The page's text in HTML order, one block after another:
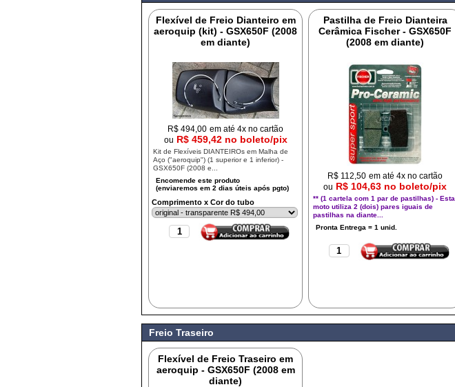
Flexível de Freio Dianteiro em
aeroquip (kit) - GSX650F (2008
em diante)
R$494,00 em até 4x no cartão
ou R$ 459,42 no boleto/pix
Kit de Flexíveis DIANTEIROs em Malha de
Aço ("aeroquip") (1 superior e 1 inferior) -
GSX650F (2008 e...
Comprimento x Cor do tubo
Pastilha de Freio Dianteira
Cerâmica Fischer - GSX650F
(2008 em diante)
R$ 112,50 em até 4x no cartão
ou R$ 104,63 no boleto/pix
** (1 cartela com 1 par de pastilhas) - Esta
moto utiliza 2 (dois) pares iguais de
pastilhas na diante...
Freio Traseiro
Flexível de Freio Traseiro em
aeroquip - GSX650F (2008 em
diante)